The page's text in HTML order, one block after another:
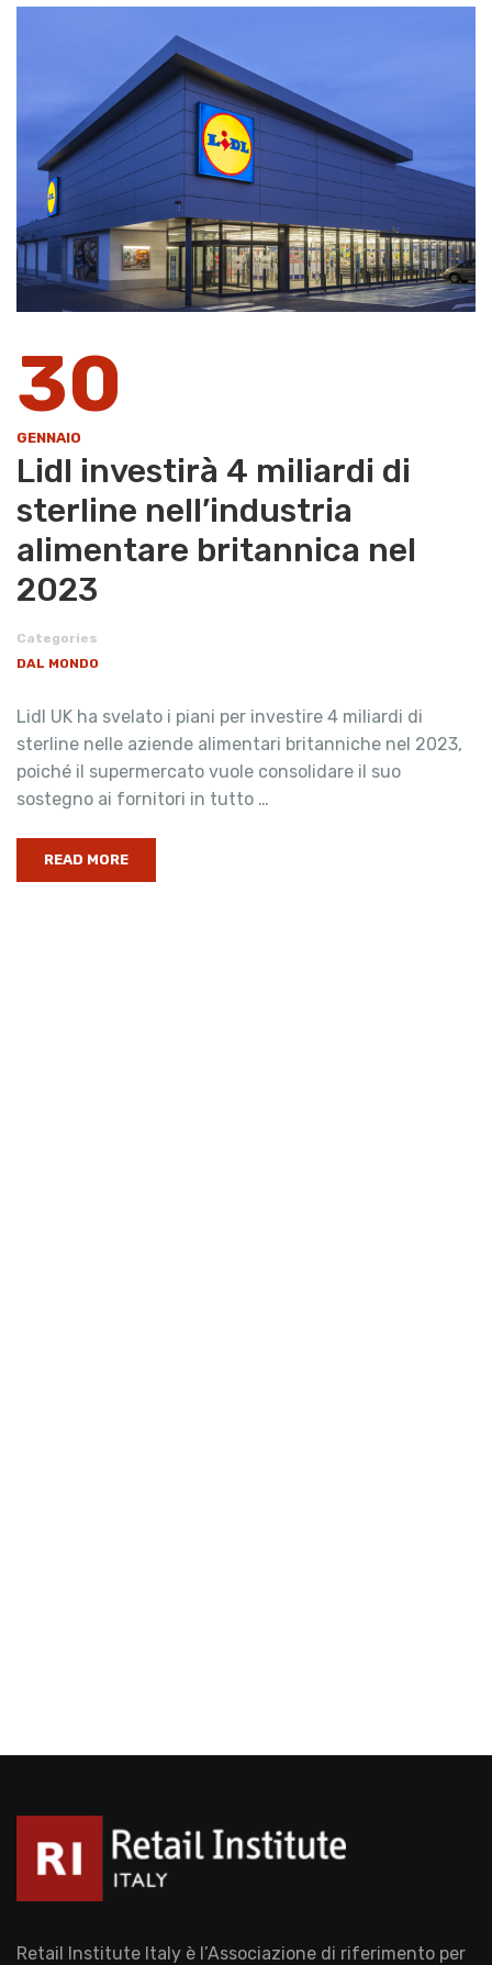
30
GENNAIO
Lidl investirà 4 miliardi di
sterline nell’industria
alimentare britannica nel
2023
Categories
DAL MONDO
Lidl UK ha svelato i piani per investire 4 miliardi di
sterline nelle aziende alimentari britanniche nel 2023,
poiché il supermercato vuole consolidare il suo
sostegno ai fornitori in tutto …
READ MORE
Retail Institute Italy è l’Associazione di riferimento per